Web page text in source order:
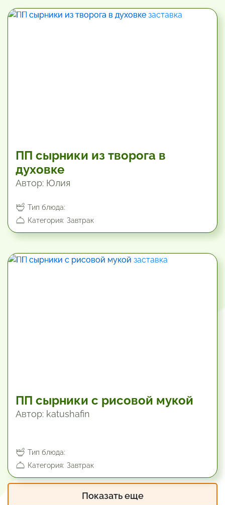
ПП сырники из творога в
духовке
Автор: Юлия
Тип блюда:
Категория: Завтрак
ПП сырники с рисовой мукой
Автор: katushafin
Тип блюда:
Категория: Завтрак
Показать еще